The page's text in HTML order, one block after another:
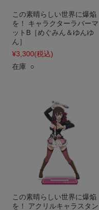
この素晴らしい世界に爆焔
を！ キャラクターラバーマ
ットB［めぐみん＆ゆんゆ
ん］
¥3,300(税込)
在庫 ○
この素晴らしい世界に爆焔
を！ アクリルキャラスタン